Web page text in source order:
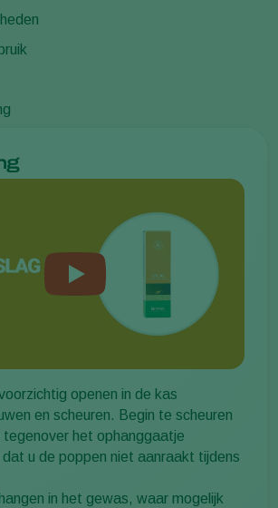
openen in de kas
en scheuren. Begin te scheuren
tegenover het ophanggaatje
u de poppen niet aanraakt tijdens
in het gewas, waar mogelijk